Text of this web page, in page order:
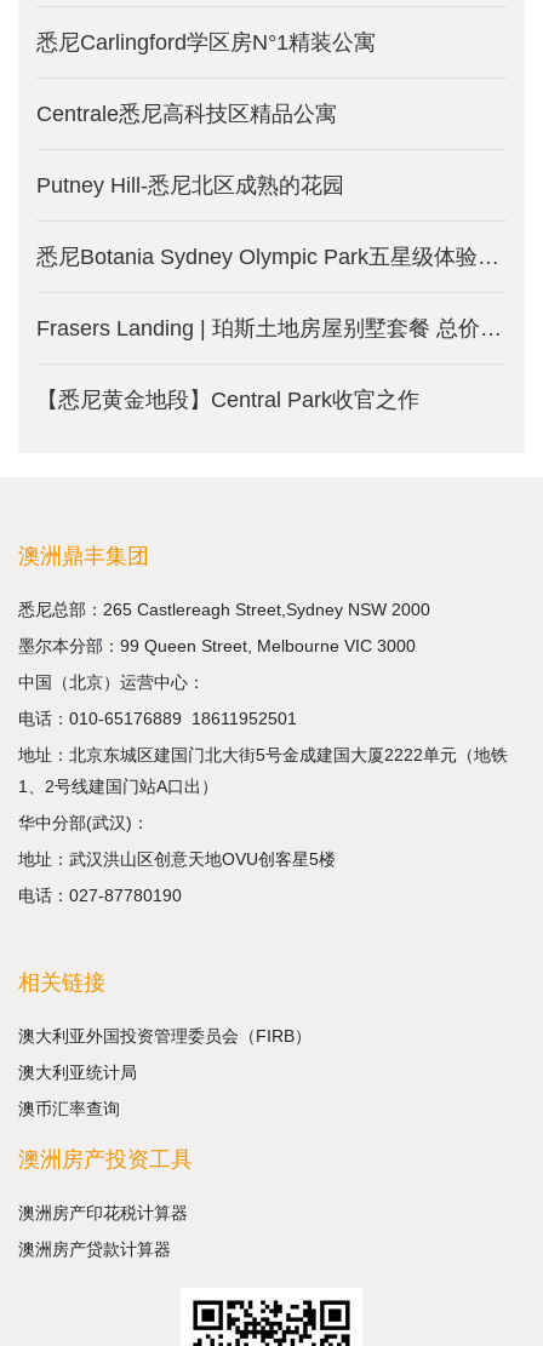
悉尼Carlingford学区房N°1精装公寓
Centrale悉尼高科技区精品公寓
Putney Hill-悉尼北区成熟的花园
悉尼Botania Sydney Olympic Park五星级体验式公寓
Frasers Landing | 珀斯土地房屋别墅套餐 总价27.7万澳币起
【悉尼黄金地段】Central Park收官之作
澳洲鼎丰集团
悉尼总部：265 Castlereagh Street,Sydney NSW 2000
墨尔本分部：99 Queen Street, Melbourne VIC 3000
中国（北京）运营中心：
电话： 010-65176889 18611952501
地址：北京东城区建国门北大街5号金成建国大厦2222单元（地铁
1、2号线建国门站A口出）
华中分部(武汉)：
地址：武汉洪山区创意天地OVU创客星5楼
电话：027-87780190
相关链接
澳大利亚外国投资管理委员会（FIRB）
澳大利亚统计局
澳币汇率查询
澳洲房产投资工具
澳洲房产印花税计算器
澳洲房产贷款计算器